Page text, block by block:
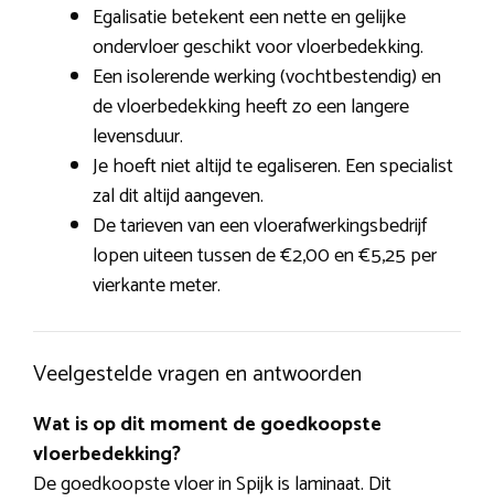
Egalisatie betekent een nette en gelijke
ondervloer geschikt voor vloerbedekking.
Een isolerende werking (vochtbestendig) en
de vloerbedekking heeft zo een langere
levensduur.
Je hoeft niet altijd te egaliseren. Een specialist
zal dit altijd aangeven.
De tarieven van een vloerafwerkingsbedrijf
lopen uiteen tussen de €2,00 en €5,25 per
vierkante meter.
Veelgestelde vragen en antwoorden
Wat is op dit moment de goedkoopste
vloerbedekking?
De goedkoopste vloer in Spijk is laminaat. Dit